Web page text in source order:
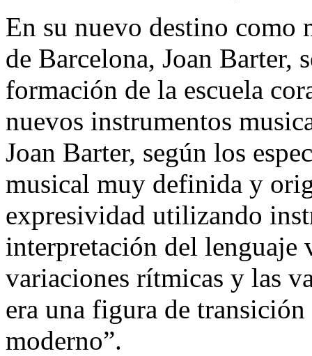
En su nuevo destino como
de Barcelona, Joan Barter,
formación de la escuela
nuevos instrumentos
Joan Barter, según los
musical muy definida y
expresividad utilizando
interpretación del lenguaje
variaciones rítmicas y las
era una figura de
moderno”.